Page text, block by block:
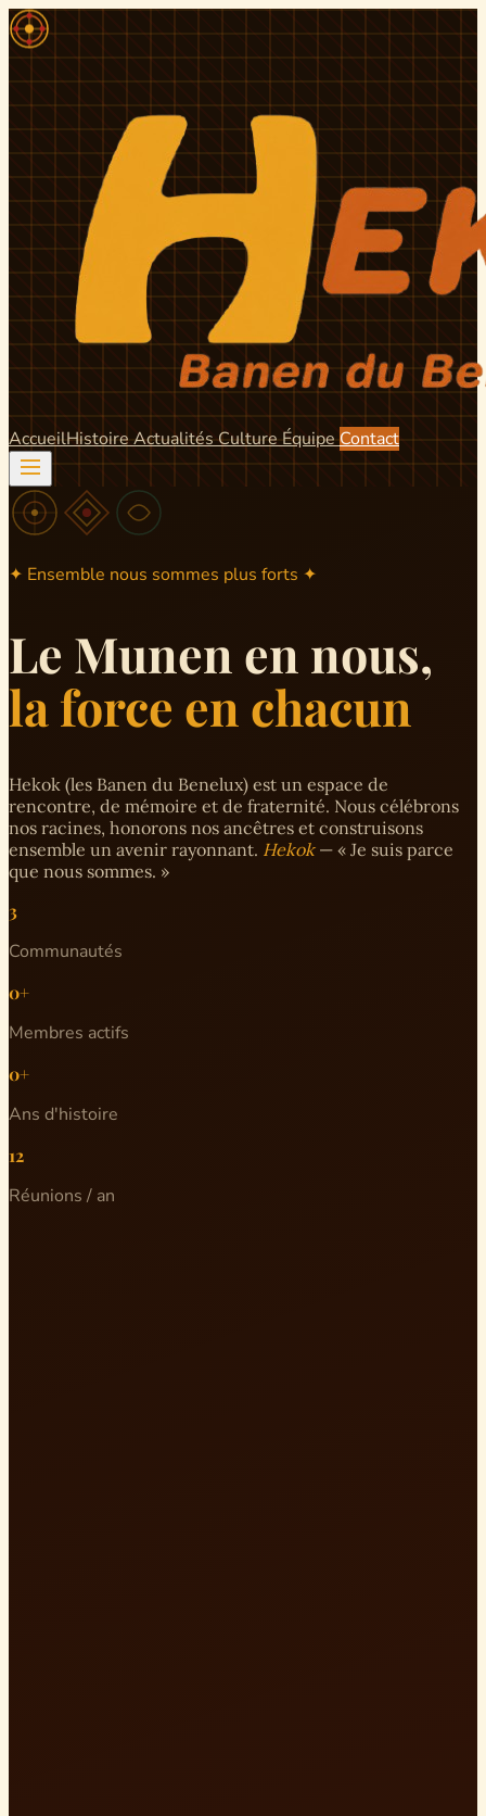
AccueilHistoire ActualitésCulture Équipe Contact
✦ Ensemble nous sommes plus forts ✦
Le Munen en nous,
la force en chacun
Hekok (les Banen du Benelux) est un espace de
rencontre, de mémoire et de fraternité. Nous célébrons
nos racines, honorons nos ancêtres et construisons
ensemble un avenir rayonnant. Hekok— « Je suis parce
que nous sommes. »
3
Communautés
0+
Membres actifs
0+
Ans d'histoire
12
Réunions / an